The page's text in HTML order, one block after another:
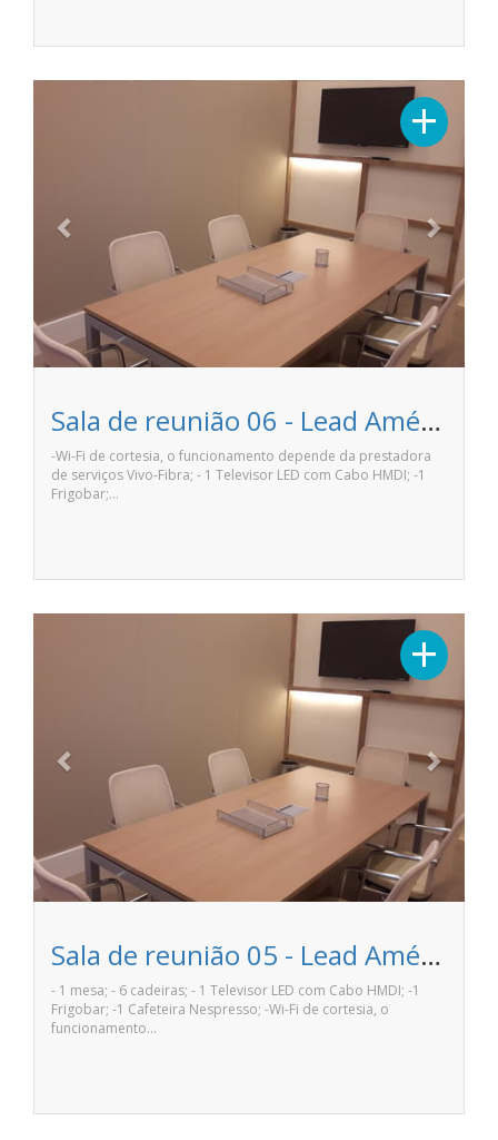
+Next
Sala de reunião 06 - Lead Américas Business
-Wi-Fi de cortesia, o funcionamento depende da prestadora
de serviços Vivo-Fibra; - 1 Televisor LED com Cabo HMDI; -1
Frigobar;…
+Next
Sala de reunião 05 - Lead Américas Business
- 1 mesa; - 6 cadeiras; - 1 Televisor LED com Cabo HMDI; -1
Frigobar; -1 Cafeteira Nespresso; -Wi-Fi de cortesia, o
funcionamento…